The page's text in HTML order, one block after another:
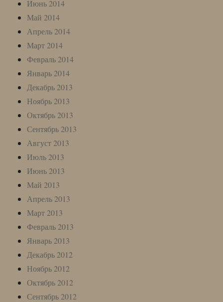
Июнь 2014
Май 2014
Апрель 2014
Март 2014
Февраль 2014
Январь 2014
Декабрь 2013
Ноябрь 2013
Октябрь 2013
Сентябрь 2013
Август 2013
Июль 2013
Июнь 2013
Май 2013
Апрель 2013
Март 2013
Февраль 2013
Январь 2013
Декабрь 2012
Ноябрь 2012
Октябрь 2012
Сентябрь 2012